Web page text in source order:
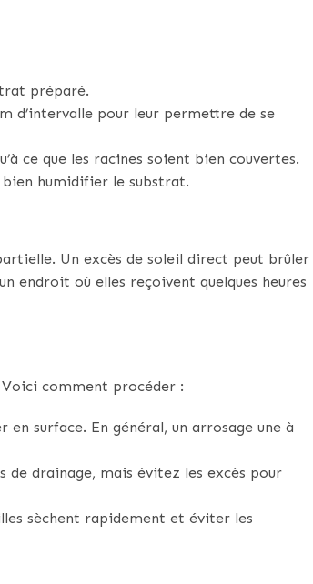
préparé.
d’intervalle pour leur permettre de se
ce que les racines soient bien couvertes.
humidifier le substrat.
Un excès de soleil direct peut brûler
endroit où elles reçoivent quelques heures
Voici comment procéder :
surface. En général, un arrosage une à
de drainage, mais évitez les excès pour
sèchent rapidement et éviter les